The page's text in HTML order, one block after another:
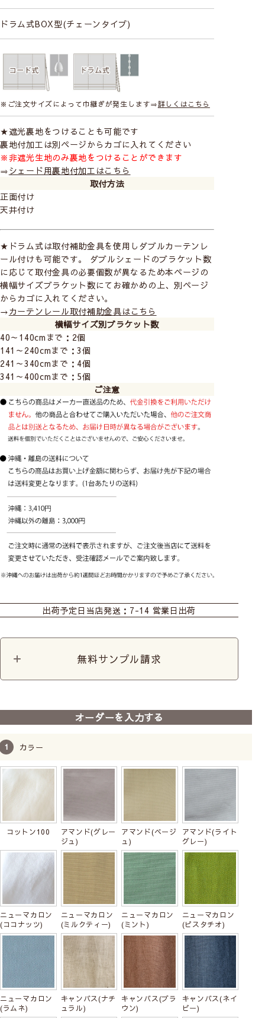
ドラム式BOX型(チェーンタイプ)
※ご注文サイズによって巾継ぎが発生します⇒詳しくはこちら
★遮光裏地をつけることも可能です
裏地付加工は別ページからカゴに入れてください
※非遮光生地のみ裏地をつけることができます
⇒シェード用裏地付加工はこちら
取付方法
正面付け
天井付け
★ドラム式は取付補助金具を使用しダブルカーテンレ
ール付けも可能です。 ダブルシェードのブラケット数
に応じて取付金具の必要個数が異なるため本ページの
横幅サイズブラケット数にてお確かめの上、別ページ
からカゴに入れてください。
→カーテンレール取付補助金具はこちら
横幅サイズ別ブラケット数
40～140cmまで：2個
141～240cmまで：3個
241～340cmまで：4個
341～400cmまで：5個
ご注意
前
【ダブルシェードカーテ
ン】オールワン
遮熱率50.0％以上
20,400 税込
ダブルシェードカーテン
A(シンプル無地)
ダブルシェー
次
出荷予定日 当店発送：7-14 営業日出荷
無料サンプル請求
オーダーを入力する
カラー
コットン100
アマンド(グレー
ジュ)
アマンド(ベージ
ュ)
アマンド(ライト
グレー)
ニューマカロン
(ココナッツ)
ニューマカロン
(ミルクティー)
ニューマカロン
(ミント)
ニューマカロン
(ピスタチオ)
ニューマカロン
(ラムネ)
キャンバス(ナチ
ュラル)
キャンバス(ブラ
ウン)
キャンバス(ネイ
ビー)